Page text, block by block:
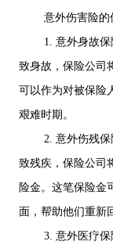
意外伤害险的
1. 意外身故
致身故，保险公司
可以作为对被保险
艰难时期。
2. 意外伤残
致残疾，保险公司
险金。这笔保险金
面，帮助他们重新
3. 意外医疗